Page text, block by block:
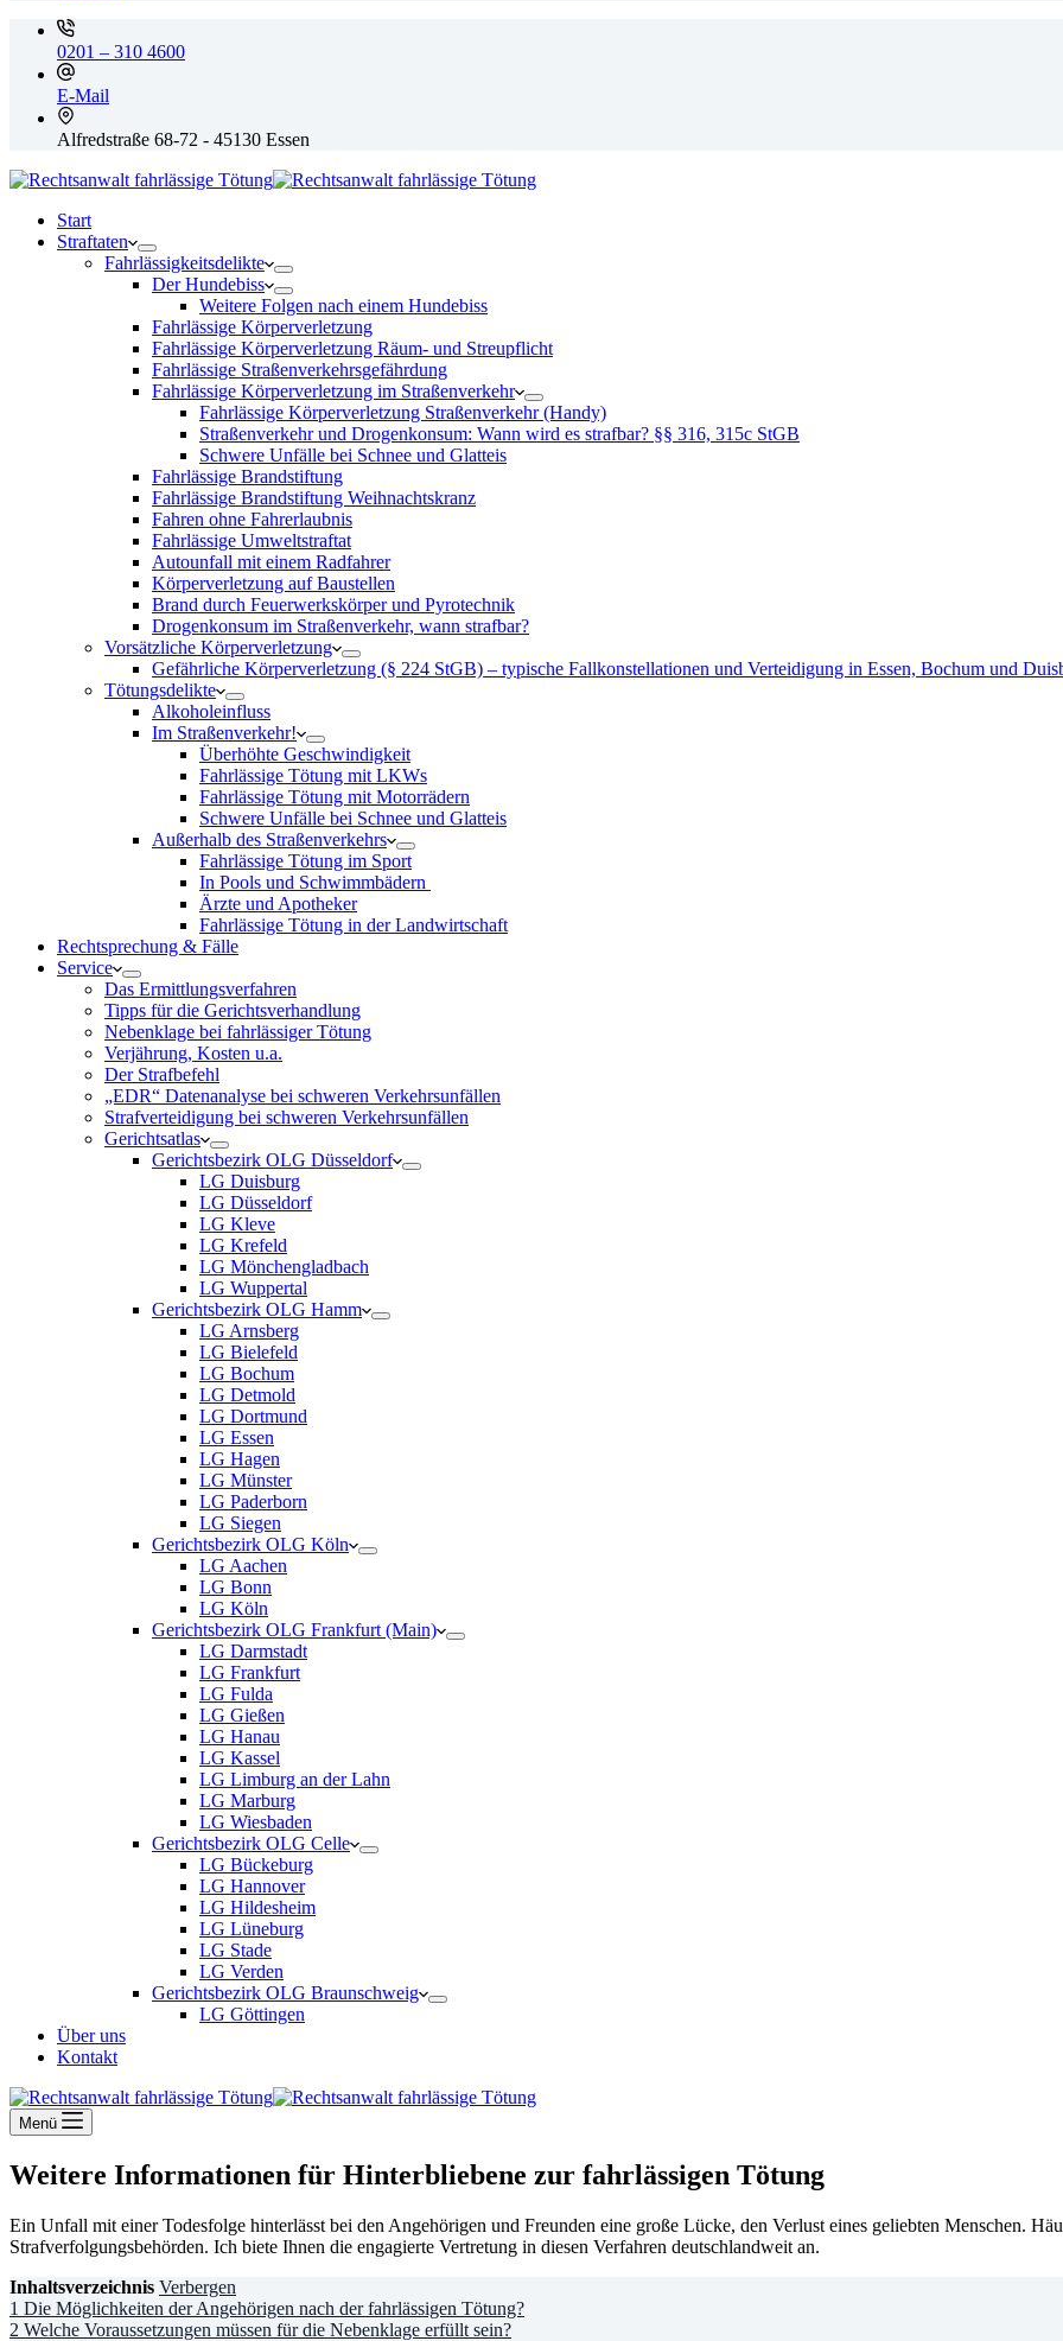
0201 – 310 4600
E-Mail
Alfredstraße 68-72 - 45130 Essen
Start
Straftaten
Fahrlässigkeitsdelikte
Der Hundebiss
Weitere Folgen nach einem Hundebiss
Fahrlässige Körperverletzung
Fahrlässige Körperverletzung Räum- und Streupflicht
Fahrlässige Straßenverkehrsgefährdung
Fahrlässige Körperverletzung im Straßenverkehr
Fahrlässige Körperverletzung Straßenverkehr (Handy)
Straßenverkehr und Drogenkonsum: Wann wird es strafbar? §§ 316, 315c StGB
Schwere Unfälle bei Schnee und Glatteis
Fahrlässige Brandstiftung
Fahrlässige Brandstiftung Weihnachtskranz
Fahren ohne Fahrerlaubnis
Fahrlässige Umweltstraftat
Autounfall mit einem Radfahrer
Körperverletzung auf Baustellen
Brand durch Feuerwerkskörper und Pyrotechnik
Drogenkonsum im Straßenverkehr, wann strafbar?
Vorsätzliche Körperverletzung
Gefährliche Körperverletzung (§ 224 StGB) – typische Fallkonstellationen und Verteidigung in Essen, Bochum und
Tötungsdelikte
Alkoholeinfluss
Im Straßenverkehr!
Überhöhte Geschwindigkeit
Fahrlässige Tötung mit LKWs
Fahrlässige Tötung mit Motorrädern
Schwere Unfälle bei Schnee und Glatteis
Außerhalb des Straßenverkehrs
Fahrlässige Tötung im Sport
In Pools und Schwimmbädern
Ärzte und Apotheker
Fahrlässige Tötung in der Landwirtschaft
Rechtsprechung & Fälle
Service
Das Ermittlungsverfahren
Tipps für die Gerichtsverhandlung
Nebenklage bei fahrlässiger Tötung
Verjährung, Kosten u.a.
Der Strafbefehl
„EDR“ Datenanalyse bei schweren Verkehrsunfällen
Strafverteidigung bei schweren Verkehrsunfällen
Gerichtsatlas
Gerichtsbezirk OLG Düsseldorf
LG Duisburg
LG Düsseldorf
LG Kleve
LG Krefeld
LG Mönchengladbach
LG Wuppertal
Gerichtsbezirk OLG Hamm
LG Arnsberg
LG Bielefeld
LG Bochum
LG Detmold
LG Dortmund
LG Essen
LG Hagen
LG Münster
LG Paderborn
LG Siegen
Gerichtsbezirk OLG Köln
LG Aachen
LG Bonn
LG Köln
Gerichtsbezirk OLG Frankfurt (Main)
LG Darmstadt
LG Frankfurt
LG Fulda
LG Gießen
LG Hanau
LG Kassel
LG Limburg an der Lahn
LG Marburg
LG Wiesbaden
Gerichtsbezirk OLG Celle
LG Bückeburg
LG Hannover
LG Hildesheim
LG Lüneburg
LG Stade
LG Verden
Gerichtsbezirk OLG Braunschweig
LG Göttingen
Über uns
Kontakt
Menü
Weitere Informationen für Hinterbliebene zur fahrlässigen Tötung
Ein Unfall mit einer Todesfolge hinterlässt bei den Angehörigen und Freunden eine große Lücke, den Verlust eines geliebten Menschen.
Strafverfolgungsbehörden. Ich biete Ihnen die engagierte Vertretung in diesen Verfahren deutschlandweit an.
Inhaltsverzeichnis Verbergen
1 Die Möglichkeiten der Angehörigen nach der fahrlässigen Tötung?
2 Welche Voraussetzungen müssen für die Nebenklage erfüllt sein?